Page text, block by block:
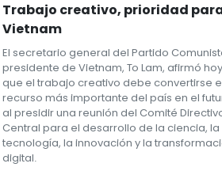
Trabajo creativo, prioridad
Vietnam
El secretario general del Partido
presidente de Vietnam, To Lam, afirmó hoy
que el trabajo creativo debe convertirse
recurso más importante del país en el
al presidir una reunión del Comité
Central para el desarrollo de la ciencia, la
tecnología, la innovación y la
digital.